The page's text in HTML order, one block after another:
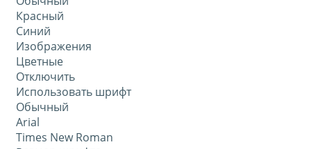
Красный
Синий
Изображения
Цветные
Отключить
Использовать шрифт
Обычный
Arial
Times New Roman